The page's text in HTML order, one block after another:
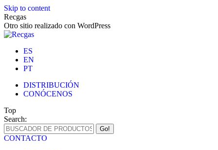
Skip to content
Recgas
Otro sitio realizado con WordPress
ES
EN
PT
DISTRIBUCIÓN
CONÓCENOS
Top
Search:
CONTACTO